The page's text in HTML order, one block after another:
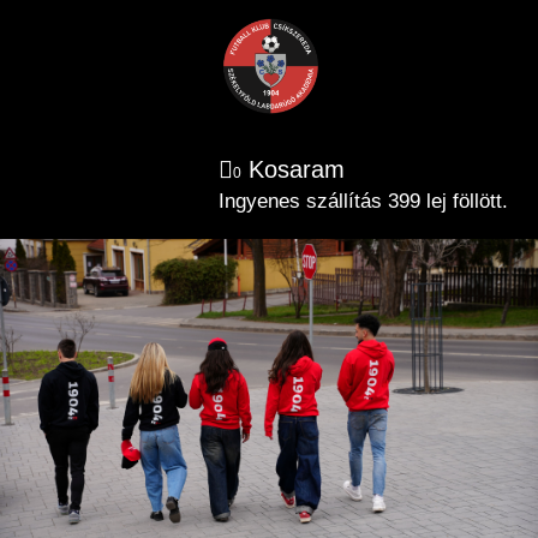
0 Kosaram
Ingyenes szállítás 399 lej föllött.